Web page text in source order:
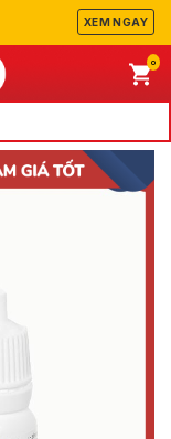
XEM NGAY
0